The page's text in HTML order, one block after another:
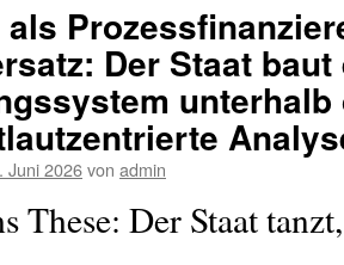
als
Der Staat baut
Juni 2026von admin
These: Der Staat